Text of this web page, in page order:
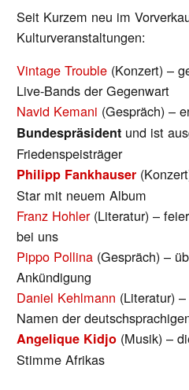
Seit Kurzem neu im
Kulturveranstaltungen:
Vintage Trouble (Konzert) –
Live-Bands der Gegenwart
Navid Kemani (Gespräch) –
Bundespräsident und ist
Friedenspeisträger
Philipp Fankhauser
Star mit neuem Album
Franz Hohler(Literatur) –
bei uns
Pippo Pollina (Gespräch) –
Ankündigung
Daniel Kehlmann (Literatur)
Namen der
Angelique Kidjo (Musik) –
Stimme Afrikas